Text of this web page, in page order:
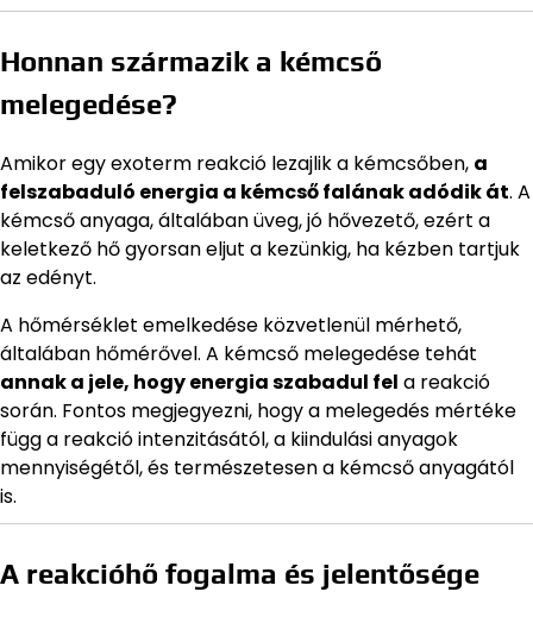
Honnan származik a kémcső
melegedése?
Amikor egy exoterm reakció lezajlik a kémcsőben, a
felszabaduló energia a kémcső falának adódik át. A
kémcső anyaga, általában üveg, jó hővezető, ezért a
keletkező hő gyorsan eljut a kezünkig, ha kézben tartjuk
az edényt.
A hőmérséklet emelkedése közvetlenül mérhető,
általában hőmérővel. A kémcső melegedése tehát
annak a jele, hogy energia szabadul fel a reakció
során. Fontos megjegyezni, hogy a melegedés mértéke
függ a reakció intenzitásától, a kiindulási anyagok
mennyiségétől, és természetesen a kémcső anyagától
is.
A reakcióhő fogalma és jelentősége